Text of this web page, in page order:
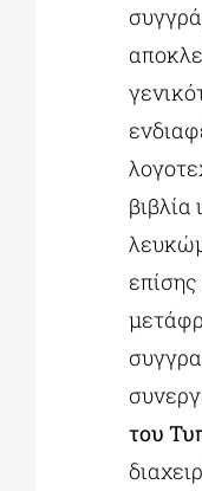
βιβλία
του